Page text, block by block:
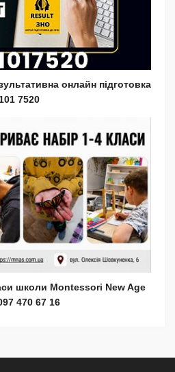
онлайн підготовка
7520
школи Montessori New Age
470 67 16